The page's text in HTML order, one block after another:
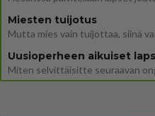
Miesten tuijotus